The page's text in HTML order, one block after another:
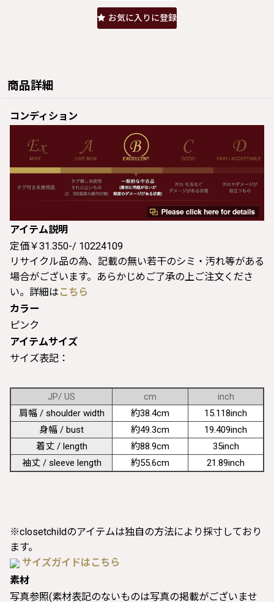
お気に入りに登録
商品詳細
コンディション
アイテム説明
定価￥31.350-/ 10224109
リサイクル品の為、記載の無い若干のシミ・汚れ等がある
場合がございます。あらかじめご了承の上ご注文くださ
い。詳細は こちら
カラー
ピンク
アイテムサイズ
サイズ表記：
JP/ US cm
inch
肩幅 / shoulder width
約38.4cm
15.118inch
身幅 / bust
約49.3cm
19.409inch
着丈 / length
約88.9cm
35inch
袖丈 / sleeve length
約55.6cm 21.89inch
※closetchildのアイテムは独自の方法により採寸しており
ます。
サイズガイドはこちら
素材
写真参照(素材表記のないものは写真の掲載がございませ